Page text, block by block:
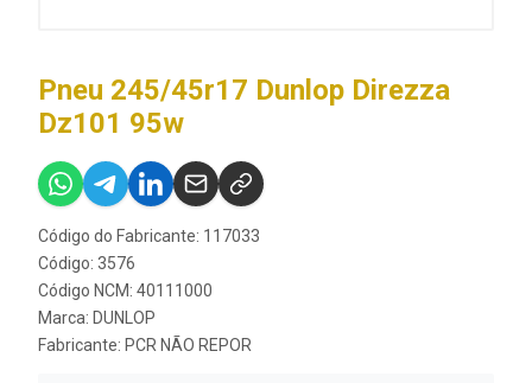
Pneu 245/45r17 Dunlop Direzza
Dz101 95w
Código do Fabricante: 117033
Código: 3576
Código NCM: 40111000
Marca: DUNLOP
Fabricante: PCR NÃO REPOR